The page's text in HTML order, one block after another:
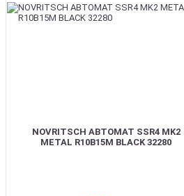
NOVRITSCH АВТОМАТ SSR4 MK2
METAL R10B15M BLACK 32280